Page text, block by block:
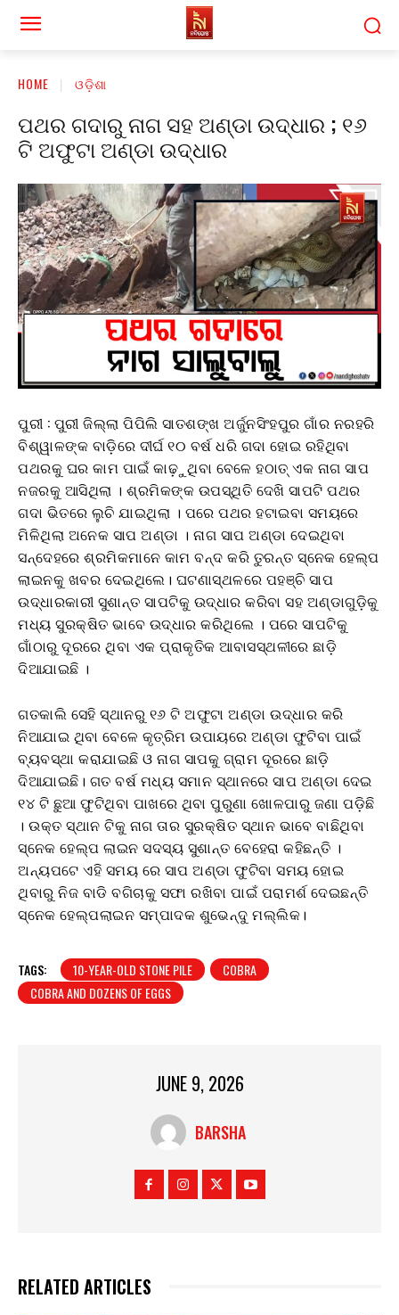
HOME ଓଡ଼ିଶା
ପଥର ଗଦାରୁ ନାଗ ସହ ଅଣ୍ଡା ଉଦ୍ଧାର ; ୧୬
ଟି ଅଫୁଟା ଅଣ୍ଡା ଉଦ୍ଧାର
ପୁରୀ : ପୁରୀ ଜିଲ୍ଲା ପିପିଲି ସାତଶଙ୍ଖ ଅର୍ଜୁନସିଂହପୁର ଗାଁର ନରହରି
ବିଶ୍ୱାଳଙ୍କ ବାଡ଼ିରେ ଦୀର୍ଘ ୧୦ ବର୍ଷ ଧରି ଗଦା ହୋଇ ରହିଥିବା
ପଥରକୁ ଘର କାମ ପାଇଁ କାଢ଼ୁଥିବା ବେଳେ ହଠାତ୍ ଏକ ନାଗ ସାପ
ନଜରକୁ ଆସିଥିଲା । ଶ୍ରମିକଙ୍କ ଉପସ୍ଥିତି ଦେଖି ସାପଟି ପଥର
ଗଦା ଭିତରେ ଲୁଚି ଯାଇଥିଲା । ପରେ ପଥର ହଟାଇବା ସମୟରେ
ମିଳିଥିଲା ଅନେକ ସାପ ଅଣ୍ଡା । ନାଗ ସାପ ଅଣ୍ଡା ଦେଇଥିବା
ସନ୍ଦେହରେ ଶ୍ରମିକମାନେ କାମ ବନ୍ଦ କରି ତୁରନ୍ତ ସ୍ନେକ ହେଲ୍ପ
ଲାଇନକୁ ଖବର ଦେଇଥିଲେ। ଘଟଣାସ୍ଥଳରେ ପହଞ୍ଚି ସାପ
ଉଦ୍ଧାରକାରୀ ସୁଶାନ୍ତ ସାପଟିକୁ ଉଦ୍ଧାର କରିବା ସହ ଅଣ୍ଡାଗୁଡ଼ିକୁ
ମଧ୍ୟ ସୁରକ୍ଷିତ ଭାବେ ଉଦ୍ଧାର କରିଥିଲେ । ପରେ ସାପଟିକୁ
ଗାଁଠାରୁ ଦୂରରେ ଥିବା ଏକ ପ୍ରାକୃତିକ ଆବାସସ୍ଥଳୀରେ ଛାଡ଼ି
ଦିଆଯାଇଛି ।
ଗତକାଲି ସେହି ସ୍ଥାନରୁ ୧୬ ଟି ଅଫୁଟା ଅଣ୍ଡା ଉଦ୍ଧାର କରି
ନିଆଯାଇ ଥିବା ବେଳେ କୃତ୍ରିମ ଉପାୟରେ ଅଣ୍ଡା ଫୁଟିବା ପାଇଁ
ବ୍ୟବସ୍ଥା କରାଯାଇଛି ଓ ନାଗ ସାପକୁ ଗ୍ରାମ ଦୂରରେ ଛାଡ଼ି
ଦିଆଯାଇଛି। ଗତ ବର୍ଷ ମଧ୍ୟ ସମାନ ସ୍ଥାନରେ ସାପ ଅଣ୍ଡା ଦେଇ
୧୪ ଟି ଛୁଆ ଫୁଟିଥିବା ପାଖରେ ଥିବା ପୁରୁଣା ଖୋଳପାରୁ ଜଣା ପଡ଼ିଛି
। ଉକ୍ତ ସ୍ଥାନ ଟିକୁ ନାଗ ତାର ସୁରକ୍ଷିତ ସ୍ଥାନ ଭାବେ ବାଛିଥିବା
ସ୍ନେକ ହେଲ୍ପ ଲାଇନ ସଦସ୍ୟ ସୁଶାନ୍ତ ବେହେରା କହିଛନ୍ତି ।
ଅନ୍ୟପଟେ ଏହି ସମୟ ରେ ସାପ ଅଣ୍ଡା ଫୁଟିବା ସମୟ ହୋଇ
ଥିବାରୁ ନିଜ ବାଡି ବଗିଚାକୁ ସଫା ରଖିବା ପାଇଁ ପରାମର୍ଶ ଦେଇଛନ୍ତି
ସ୍ନେକ ହେଲ୍ପଲାଇନ ସମ୍ପାଦକ ଶୁଭେନ୍ଦୁ ମଲ୍ଲିକ।
TAGS: 10-YEAR-OLD STONE PILE
COBRA
COBRA AND DOZENS OF EGGS
JUNE 9, 2026
BARSHA
RELATED ARTICLES